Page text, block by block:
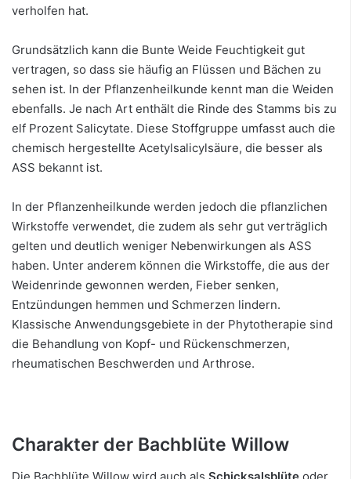
verholfen hat.
Grundsätzlich kann die Bunte Weide Feuchtigkeit gut
vertragen, so dass sie häufig an Flüssen und Bächen zu
sehen ist. In der Pflanzenheilkunde kennt man die Weiden
ebenfalls. Je nach Art enthält die Rinde des Stamms bis zu
elf Prozent Salicytate. Diese Stoffgruppe umfasst auch die
chemisch hergestellte Acetylsalicylsäure, die besser als
ASS bekannt ist.
In der Pflanzenheilkunde werden jedoch die pflanzlichen
Wirkstoffe verwendet, die zudem als sehr gut verträglich
gelten und deutlich weniger Nebenwirkungen als ASS
haben. Unter anderem können die Wirkstoffe, die aus der
Weidenrinde gewonnen werden, Fieber senken,
Entzündungen hemmen und Schmerzen lindern.
Klassische Anwendungsgebiete in der Phytotherapie sind
die Behandlung von Kopf- und Rückenschmerzen,
rheumatischen Beschwerden und Arthrose.
Charakter der Bachblüte Willow